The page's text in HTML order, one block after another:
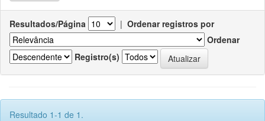
Resultados/Página | Ordenar registros por
Ordenar
Registro(s)
Resultado 1-1 de 1.